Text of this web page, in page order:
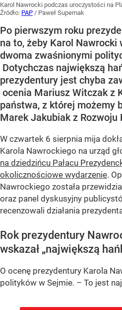
Karol Nawrocki podczas uroczystości na
Źródło: PAP / Paweł Supernak
Po pierwszym roku
na to, żeby Karol Nawrocki
dwoma zwaśnionymi
Dotychczas największą
prezydentury jest chyba
ocenia Mariusz Witczak z
państwa, z której możemy
Marek Jakubiak z Rozwoju
W czwartek 6 sierpnia mija
Karola Nawrockiego na urząd
na dziedzińcu Pałacu
okolicznościowe wydarzenie.
Nawrockiego została
oraz panel dyskusyjny
recenzowali działania
Rok prezydentury
wskazał „największą
O ocenę prezydentury Karola
polityków w Sejmie. – To jest